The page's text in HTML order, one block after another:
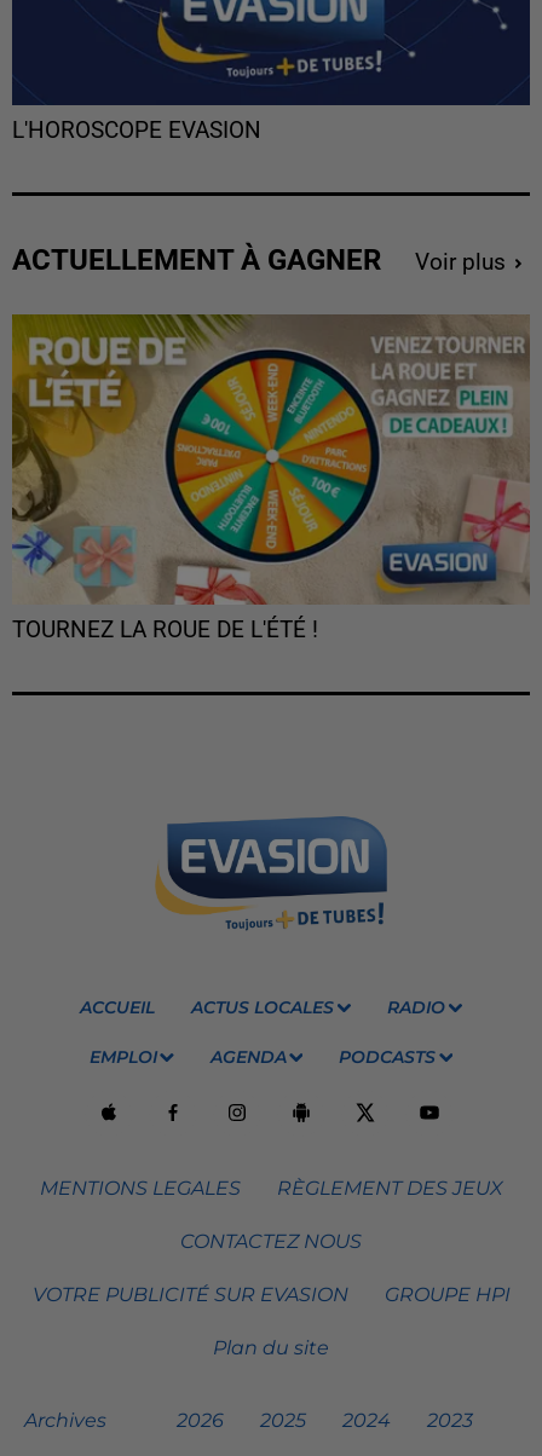
L'HOROSCOPE EVASION
ACTUELLEMENT À GAGNER Voir plus
TOURNEZ LA ROUE DE L'ÉTÉ !
ACCUEIL ACTUS LOCALES RADIO
EMPLOI AGENDA PODCASTS
MENTIONS LEGALES RÈGLEMENT DES JEUX
CONTACTEZ NOUS
VOTRE PUBLICITÉ SUR EVASION GROUPE HPI
Plan du site
Archives 2026 2025 2024 2023